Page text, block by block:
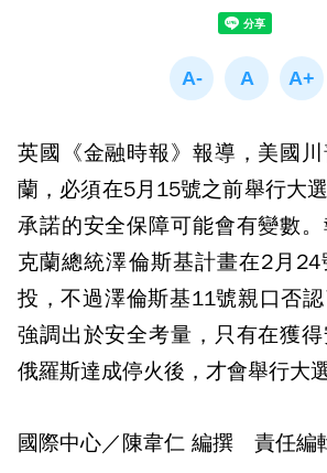
英國《金融時報》報導，美國
蘭，必須在5月15號之前舉行大
承諾的安全保障可能會有變數
克蘭總統澤倫斯基計畫在2月
投，不過澤倫斯基11號親口否
強調出於安全考量，只有在獲
俄羅斯達成停火後，才會舉行大
國際中心／陳韋仁 編撰 責任編